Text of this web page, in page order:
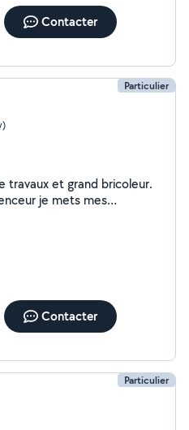
Contacter
Particulier
je mets mes
Contacter
Particulier